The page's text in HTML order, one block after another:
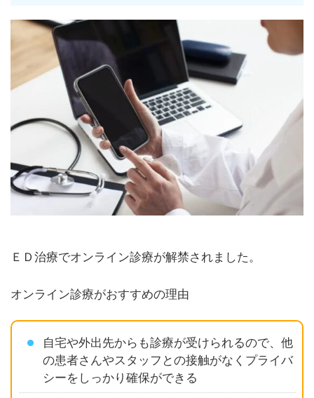
ＥＤ治療でオンライン診療が解禁されました。
オンライン診療がおすすめの理由
自宅や外出先からも診療が受けられるので、他
の患者さんやスタッフとの接触がなくプライバ
シーをしっかり確保ができる